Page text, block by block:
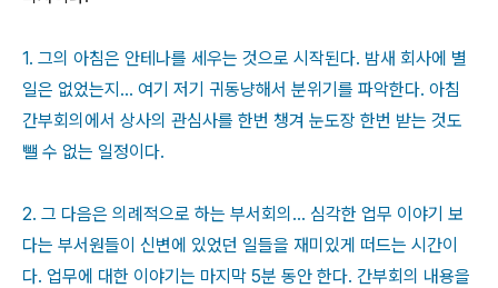
1. 그의 아침은 안테나를 세우는 것으로 시작된다. 밤새 회사에 별
일은 없었는지... 여기 저기 귀동냥해서 분위기를 파악한다. 아침
간부회의에서 상사의 관심사를 한번 챙겨 눈도장 한번 받는 것도
뺄 수 없는 일정이다.
2. 그 다음은 의례적으로 하는 부서회의... 심각한 업무 이야기 보
다는 부서원들이 신변에 있었던 일들을 재미있게 떠드는 시간이
다. 업무에 대한 이야기는 마지막 5분 동안 한다. 간부회의 내용을